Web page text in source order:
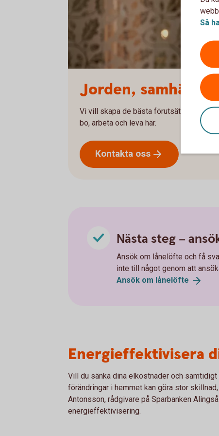
Jorden, samhället
Vi vill skapa de bästa förutsättningarna
bo, arbeta och leva här.
Kontakta oss
Nästa steg –
Ansök om lånelöfte och få
inte till något genom att
Ansök om lånelöfte
Energieffektivisera
Vill du sänka dina elkostnader och
förändringar i hemmet kan göra stor
Antonsson, rådgivare på Sparbanken
energieffektivisering.
Så